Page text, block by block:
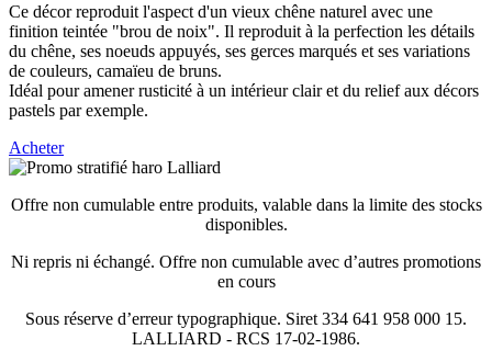
Ce décor reproduit l'aspect d'un vieux chêne naturel avec une
finition teintée "brou de noix". Il reproduit à la perfection les détails
du chêne, ses noeuds appuyés, ses gerces marqués et ses variations
de couleurs, camaïeu de bruns.
Idéal pour amener rusticité à un intérieur clair et du relief aux décors
pastels par exemple.
Acheter
Offre non cumulable entre produits, valable dans la limite des stocks
disponibles.
Ni repris ni échangé. Offre non cumulable avec d’autres promotions
en cours
Sous réserve d’erreur typographique. Siret 334 641 958 000 15.
LALLIARD - RCS 17-02-1986.